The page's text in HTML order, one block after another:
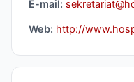
E-mail:
Web: http://